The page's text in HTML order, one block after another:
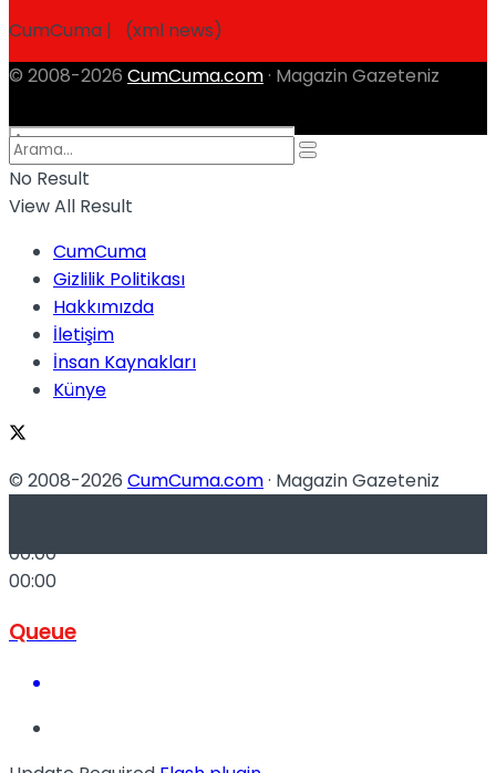
No Result
View All Result
CumCuma | (xml news)
© 2008-2026 CumCuma.com · Magazin Gazeteniz
No Result
View All Result
CumCuma
Gizlilik Politikası
Hakkımızda
İletişim
İnsan Kaynakları
Künye
© 2008-2026 CumCuma.com· Magazin Gazeteniz
00:00
00:00
Queue